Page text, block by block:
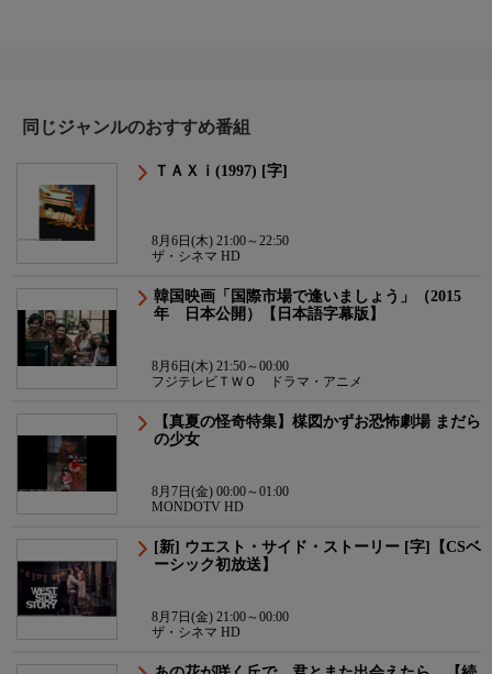
同じジャンルのおすすめ番組
ＴＡＸｉ(1997) [字]
8月6日(木) 21:00～22:50
ザ・シネマ HD
韓国映画「国際市場で逢いましょう」（2015
年 日本公開）【日本語字幕版】
8月6日(木) 21:50～00:00
フジテレビＴＷＯ ドラマ・アニメ
【真夏の怪奇特集】楳図かずお恐怖劇場 まだら
の少女
8月7日(金) 00:00～01:00
MONDOTV HD
[新] ウエスト・サイド・ストーリー [字]【CSベ
ーシック初放送】
8月7日(金) 21:00～00:00
ザ・シネマ HD